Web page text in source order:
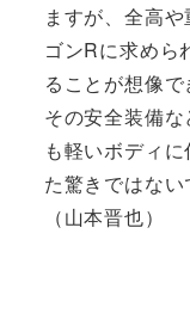
ますが、全高
ゴンRに求めら
ることが想像で
その安全装備
も軽いボディ
た驚きではない
（山本晋也）